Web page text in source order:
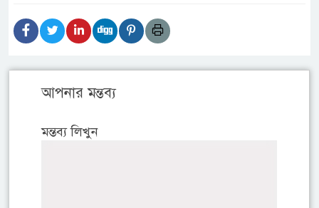
আপনার মন্তব্য
মন্তব্য লিখুন